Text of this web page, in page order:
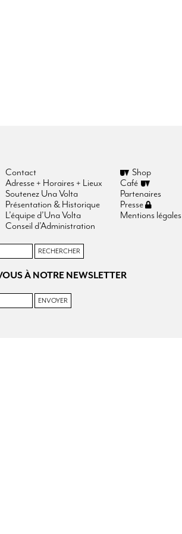
Contact
Adresse + Horaires + Lieux
Soutenez Una Volta
Présentation & Historique
L’équipe d’Una Volta
Conseil d’Administration
Shop
Café
Partenaires
Presse
Mentions légales
À NOTRE NEWSLETTER